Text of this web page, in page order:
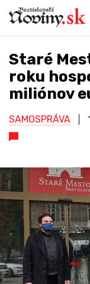
Staré
roku
miliónov
SAMOSPRÁVA